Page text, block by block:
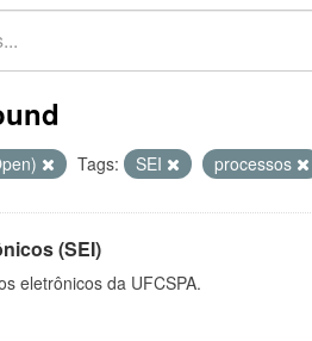
Tags: SEI processos
(SEI)
eletrônicos da UFCSPA.